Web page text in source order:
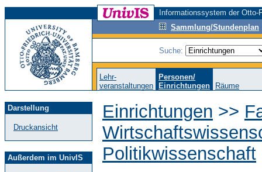
Informationssystem der
Sammlung/Stundenplan
Suche:
Lehr-
veranstaltungen
Personen/
Einrichtungen
Räume
Darstellung
Druckansicht
Außerdem im UnivIS
Einrichtungen >>
Politikwissenschaft